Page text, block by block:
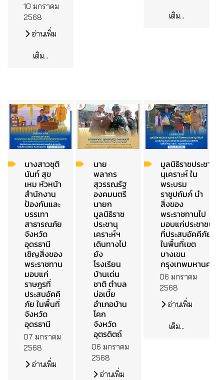
10 มกราคม
2568
อ่านเพิ่ม
เติม...
เติม...
นางสาวชุติ
นันท์ สุข
เหม หัวหน้า
สำนักงาน
ป้องกันและ
บรรเทา
สาธารณภัย
จังหวัด
อุดรธานี
เชิญสิ่งของ
พระราชทาน
มอบแก่
ราษฎรที่
ประสบอัคคี
ภัย ในพื้นที่
จังหวัด
อุดรธานี
07 มกราคม
2568
อ่านเพิ่ม
นาย
พลากร
สุวรรณรัฐ
องคมนตรี
นายก
มูลนิธิราช
ประชานุ
เคราะห์ฯ
เดินทางไป
ยัง
โรงเรียน
บ้านเด่น
ชาติ ตำบล
บ่อเบี้ย
อำเภอบ้าน
โคก
จังหวัด
อุตรดิตถ์
06 มกราคม
2568
อ่านเพิ่ม
มูลนิธิราชประชา
นุเคราะห์ ใน
พระบรม
ราชูปถัมภ์ นำ
สิ่งของ
พระราชทานไป
มอบแก่ประชาชน
ที่ประสบอัคคีภัย
ในพื้นที่เขต
บางเขน
กรุงเทพมหานคร
06 มกราคม
2568
อ่านเพิ่ม
เติม...